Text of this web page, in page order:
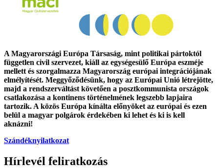
A Magyarországi Európa Társaság, mint politikai pártoktól
független civil szervezet, kiáll az egységesülő Európa eszméje
mellett és szorgalmazza Magyarország európai integrációjának
elmélyítését. Meggyőződésünk, hogy az Európai Unió létrejötte,
majd a rendszerváltást követően a posztkommunista országok
csatlakozása a kontinens történelmének legszebb lapjaira
tartozik. A közös Európa kínálta előnyöket az európai és ezen
belül a magyar polgárok érdekében ki lehet és ki is kell
aknázni!
Szándéknyilatkozat
Hírlevél feliratkozás